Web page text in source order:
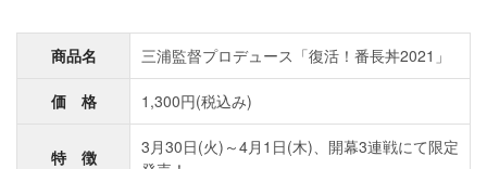
商品名 三浦監督プロデュース「復活！番長丼2021」
価 格 1,300円(税込み)
特 徴
3月30日(火)～4月1日(木)、開幕3連戦にて限定